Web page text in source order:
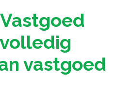
vastgoed